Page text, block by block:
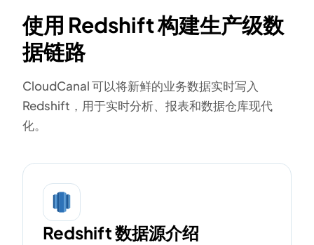
使用 Redshift 构建生产级数
据链路
CloudCanal 可以将新鲜的业务数据实时写入
Redshift，用于实时分析、报表和数据仓库现代
化。
Redshift 数据源介绍